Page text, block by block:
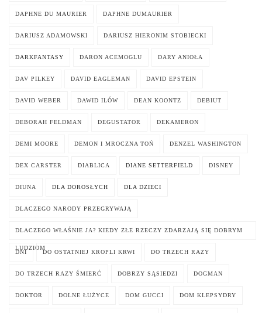
DAPHNE DU MAURIER DAPHNE DUMAURIER
DARIUSZ ADAMOWSKI DARIUSZ HIERONIM STOBIECKI
DARKFANTASY DARON ACEMOGLU DARY ANIOŁA
DAV PILKEY DAVID EAGLEMAN DAVID EPSTEIN
DAVID WEBER DAWID ILÓW DEAN KOONTZ DEBIUT
DEBORAH FELDMAN DEGUSTATOR DEKAMERON
DEMI MOORE DEMON I MROCZNA TOŃ DENZEL WASHINGTON
DEX CARSTER DIABLICA DIANE SETTERFIELD DISNEY
DIUNA DLA DOROSŁYCH DLA DZIECI
DLACZEGO NARODY PRZEGRYWAJĄ
DLACZEGO WŁAŚNIE JA? KIEDY ZŁE RZECZY ZDARZAJĄ SIĘ DOBRYM
LUDZIOM
DNI DO OSTATNIEJ KROPLI KRWI DO TRZECH RAZY
DO TRZECH RAZY ŚMIERĆ DOBRZY SĄSIEDZI DOGMAN
DOKTOR DOLNE ŁUŻYCE DOM GUCCI DOM KLEPSYDRY